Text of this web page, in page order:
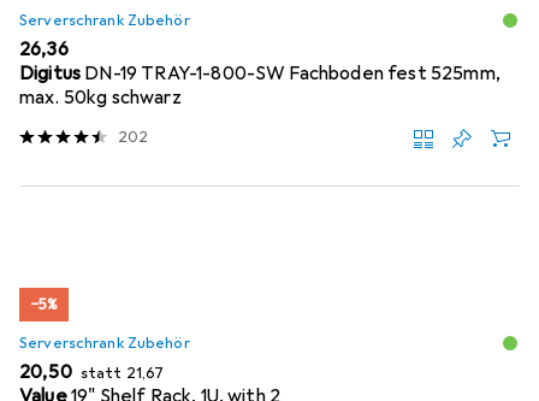
Serverschrank Zubehör
EUR
26,36
Digitus DN-19 TRAY-1-800-SW Fachboden fest 525mm,
max. 50kg schwarz
202
−5%
Serverschrank Zubehör
EUR
20,50 statt EUR
21,67
Value19" Shelf Rack, 1U, with 2